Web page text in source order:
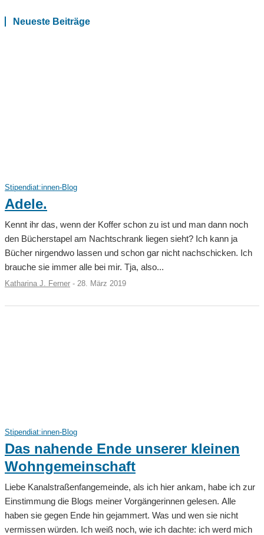
Neueste Beiträge
Stipendiat:innen-Blog
Adele.
Kennt ihr das, wenn der Koffer schon zu ist und man dann noch
den Bücherstapel am Nachtschrank liegen sieht? Ich kann ja
Bücher nirgendwo lassen und schon gar nicht nachschicken. Ich
brauche sie immer alle bei mir. Tja, also...
Katharina J. Ferner - 28. März 2019
Stipendiat:innen-Blog
Das nahende Ende unserer kleinen
Wohngemeinschaft
Liebe Kanalstraßenfangemeinde, als ich hier ankam, habe ich zur
Einstimmung die Blogs meiner Vorgängerinnen gelesen. Alle
haben sie gegen Ende hin gejammert. Was und wen sie nicht
vermissen würden. Ich weiß noch, wie ich dachte: ich werd mich